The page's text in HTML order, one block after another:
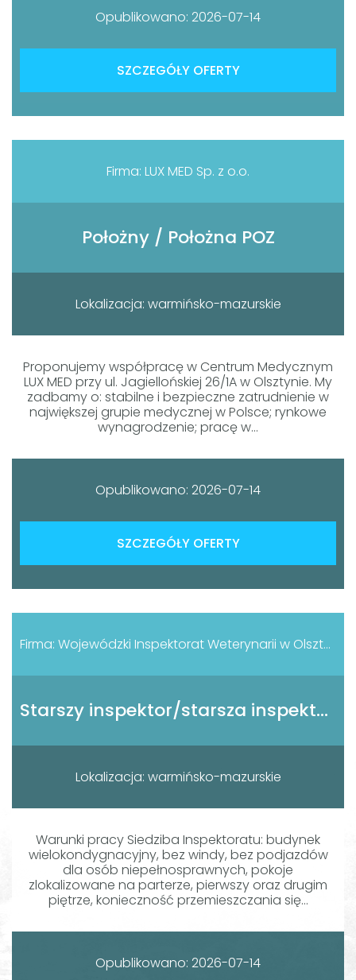
Opublikowano: 2026-07-14
SZCZEGÓŁY OFERTY
Firma: LUX MED Sp. z o.o.
Położny / Położna POZ
Lokalizacja: warmińsko-mazurskie
Proponujemy współpracę w Centrum Medycznym
LUX MED przy ul. Jagiellońskiej 26/1A w Olsztynie. My
zadbamy o: stabilne i bezpieczne zatrudnienie w
największej grupie medycznej w Polsce; rynkowe
wynagrodzenie; pracę w...
Opublikowano: 2026-07-14
SZCZEGÓŁY OFERTY
Firma: Wojewódzki Inspektorat Weterynarii w Olsztynie
Starszy inspektor/starsza inspektorka
Lokalizacja: warmińsko-mazurskie
Warunki pracy Siedziba Inspektoratu: budynek
wielokondygnacyjny, bez windy, bez podjazdów
dla osób niepełnosprawnych, pokoje
zlokalizowane na parterze, pierwszy oraz drugim
piętrze, konieczność przemieszczania się...
Opublikowano: 2026-07-14